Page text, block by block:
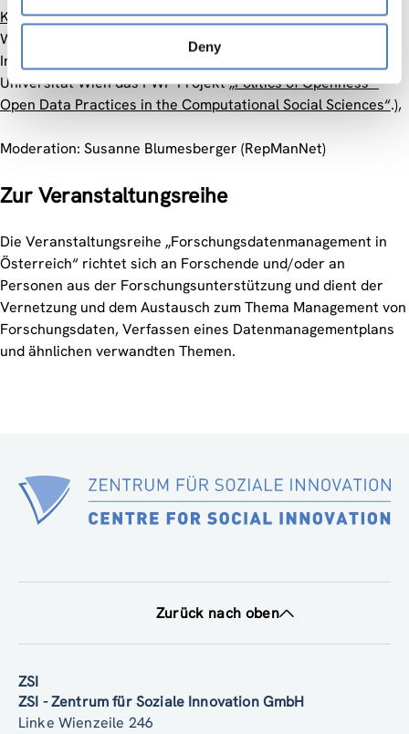
Deny
Katja Mayer(ZSI/Univie) (Katja Mayer ist Soziologin am
Wiener Zentrum für Soziale Innovation (ZSI) und betreibt am
Institut für Wissenschafts- und Technikforschung der
Universität Wien das FWF-Projekt„Politics of Openness –
Open Data Practices in the Computational Social Sciences“.),
Moderation: Susanne Blumesberger (RepManNet)
Zur Veranstaltungsreihe
Die Veranstaltungsreihe „Forschungsdatenmanagement in
Österreich“ richtet sich an Forschende und/oder an
Personen aus der Forschungsunterstützung und dient der
Vernetzung und dem Austausch zum Thema Management von
Forschungsdaten, Verfassen eines Datenmanagementplans
und ähnlichen verwandten Themen.
Zurück nach oben
ZSI
ZSI - Zentrum für Soziale Innovation GmbH
Linke Wienzeile 246